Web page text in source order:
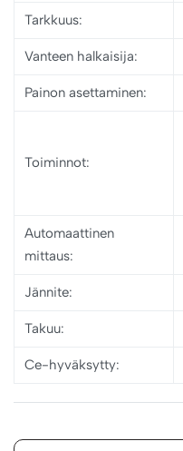
Tarkkuus:
Vanteen halkaisija:
Painon asettaminen:
Toiminnot:
Automaattinen
mittaus:
Jännite:
Takuu:
Ce-hyväksytty: